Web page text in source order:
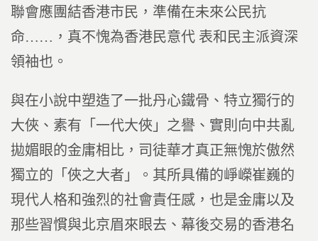
聯會應團結香港市民，準備在未來公民抗
命……，真不愧為香港民意代 表和民主派資深
領袖也。
與在小說中塑造了一批丹心鐵骨、特立獨行的
大俠、素有「一代大俠」之譽、實則向中共亂
拋媚眼的金庸相比，司徒華才真正無愧於傲然
獨立的「俠之大者」。其所具備的崢嶸崔巍的
現代人格和強烈的社會責任感，也是金庸以及
那些習慣與北京眉來眼去、幕後交易的香港名